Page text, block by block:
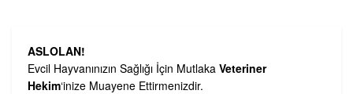
ASLOLAN!
Evcil Hayvanınızın Sağlığı İçin Mutlaka Veteriner
Hekim‘inize Muayene Ettirmenizdir.